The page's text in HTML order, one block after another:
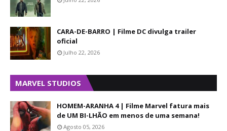
CARA-DE-BARRO | Filme DC divulga trailer
oficial
Julho 22, 2026
MARVEL STUDIOS
HOMEM-ARANHA 4 | Filme Marvel fatura mais
de UM BI-LHÃO em menos de uma semana!
Agosto 05, 2026